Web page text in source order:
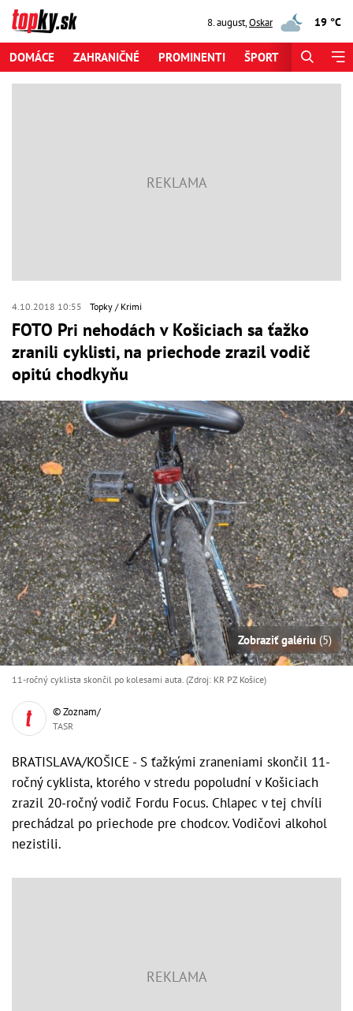
8. august,Oskar 19 °C
DOMÁCE ZAHRANIČNÉ PROMINENTI ŠPORT
4.10.2018 10:55 Topky Krimi
FOTO Pri nehodách v Košiciach sa ťažko
zranili cyklisti, na priechode zrazil vodič
opitú chodkyňu
Zobraziť galériu (5)
11-ročný cyklista skončil po kolesami auta. (Zdroj: KR PZ Košice)
© Zoznam/
TASR
BRATISLAVA/KOŠICE - S ťažkými zraneniami skončil 11-
ročný cyklista, ktorého v stredu popoludní v Košiciach
zrazil 20-ročný vodič Fordu Focus. Chlapec v tej chvíli
prechádzal po priechode pre chodcov. Vodičovi alkohol
nezistili.